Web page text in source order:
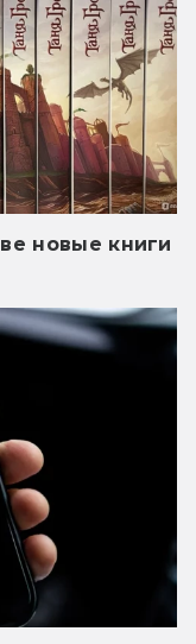
новые книги